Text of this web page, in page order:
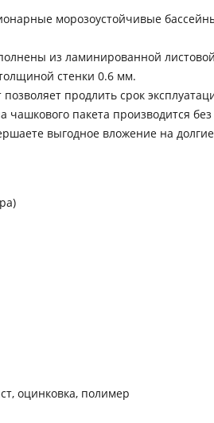
морозоустойчивые
из ламинированной
стенки 0.6 мм.
продлить срок
чашкового пакета производится
выгодное вложение на
оцинковка, полимер